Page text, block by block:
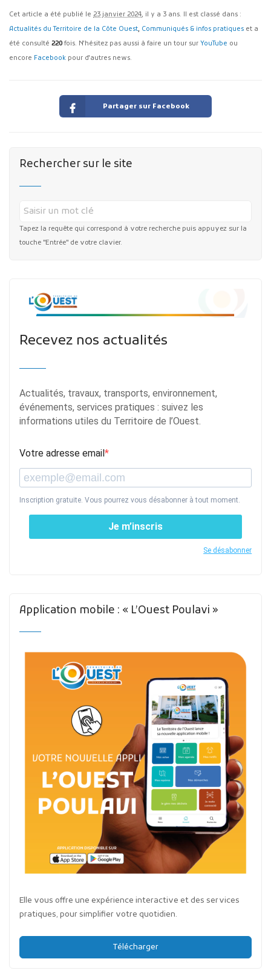
Cet article a été publié le 23 janvier 2024, il y a 3 ans. Il est classé dans :
Actualités du Territoire de la Côte Ouest, Communiqués & infos pratiques et a
été consulté 220 fois. N'hésitez pas aussi à faire un tour sur YouTube ou
encore Facebook pour d'autres news.
Partager sur Facebook
Rechercher sur le site
Tapez la requête qui correspond à votre recherche puis appuyez sur la
touche "Entrée" de votre clavier.
Recevez nos actualités
Actualités, travaux, transports, environnement,
événements, services pratiques : suivez les
informations utiles du Territoire de l’Ouest.
Votre adresse email
Inscription gratuite. Vous pourrez vous désabonner à tout moment.
Je m’inscris
Se désabonner
Application mobile : « L’Ouest Poulavi »
Elle vous offre une expérience interactive et des services
pratiques, pour simplifier votre quotidien.
Télécharger